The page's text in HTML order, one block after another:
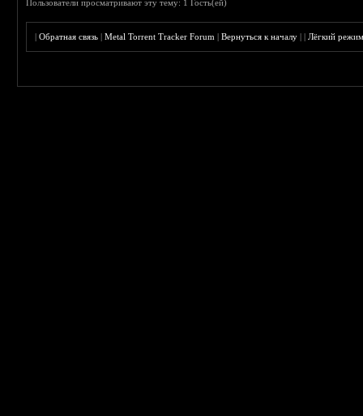
Пользователи просматривают эту тему: 1 Гость(ей)
|Обратная связь |Metal Torrent Tracker Forum |Вернуться к началу ||Лёгкий